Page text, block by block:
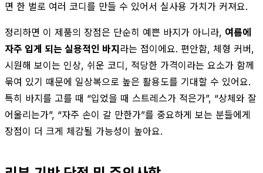
면 한 벌로 여러 코디를 만들 수 있어서 실사용 가치가 커져요.
정리하면 이 제품의 장점은 단순히 예쁜 바지가 아니라, 여름에
자주 입게 되는 실용적인 바지 라는 점이에요. 편안함, 체형 커버,
시원해 보이는 인상, 쉬운 코디, 적당한 가격이라는 요소가 함께
묶여 있기 때문에 일상복으로 높은 활용도를 기대할 수 있어요.
특히 바지를 고를 때 “입었을 때 스트레스가 적은가”, “상체와 잘
어울리는가”, “자주 손이 갈 만한가”를 중요하게 보는 분들에게
장점이 더 크게 체감될 가능성이 높아요.